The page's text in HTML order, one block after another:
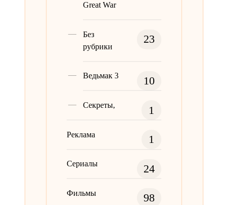
Great War
Без
рубрики
23
Ведьмак 3 10
Секреты, 1
Реклама 1
Сериалы 24
Фильмы 98